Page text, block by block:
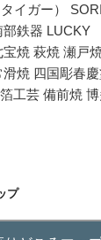
イガー）
部鉄器
宝焼 萩焼 瀬戸
焼 四国彫春
工芸 備前焼
プ